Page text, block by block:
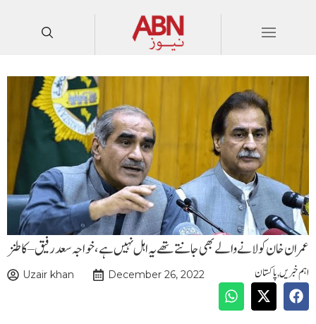
عمران خان کو لانے والے بھی جانتے تھے یہ اہل نہیں ہے، خواجہ سعد رفیق– کا طنز
اہم خبریں,پاکستان Uzair khan December 26, 2022